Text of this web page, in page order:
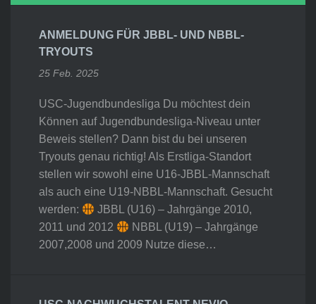
ANMELDUNG FÜR JBBL- UND NBBL-
TRYOUTS
25 Feb. 2025
USC-Jugendbundesliga Du möchtest dein
Können auf Jugendbundesliga-Niveau unter
Beweis stellen? Dann bist du bei unseren
Tryouts genau richtig! Als Erstliga-Standort
stellen wir sowohl eine U16-JBBL-Mannschaft
als auch eine U19-NBBL-Mannschaft. Gesucht
werden:
JBBL (U16) – Jahrgänge 2010,
2011 und 2012
NBBL (U19) – Jahrgänge
2007,2008 und 2009 Nutze diese…